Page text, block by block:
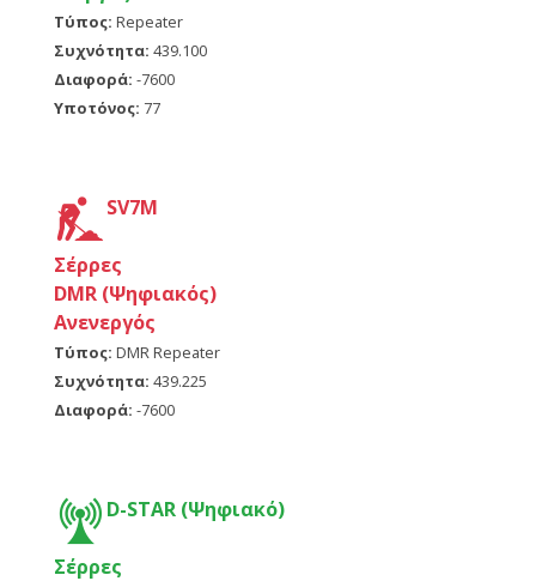
Τύπος: Repeater
Συχνότητα: 439.100
Διαφορά: -7600
Υποτόνος: 77
SV7M
Σέρρες
DMR (Ψηφιακός)
Ανενεργός
Τύπος: DMR Repeater
Συχνότητα: 439.225
Διαφορά: -7600
D-STAR (Ψηφιακό)
Σέρρες